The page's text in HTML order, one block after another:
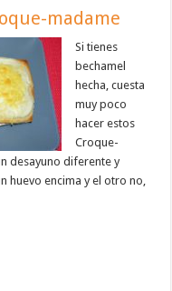
madame
Si tienes
bechamel
hecha, cuesta
muy poco
hacer estos
Croque-
desayuno diferente y
huevo encima y el otro no,